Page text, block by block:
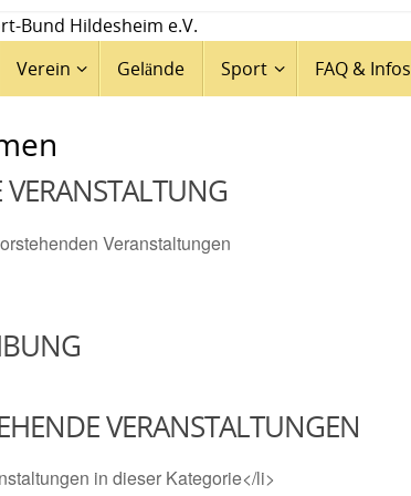
Verein Gelände Sport FAQ & Infos
Veranstaltungen
VERANSTALTUNGEN
in dieser Kategorie</li>